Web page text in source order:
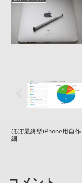
ほぼ最終型iPhone用自
細